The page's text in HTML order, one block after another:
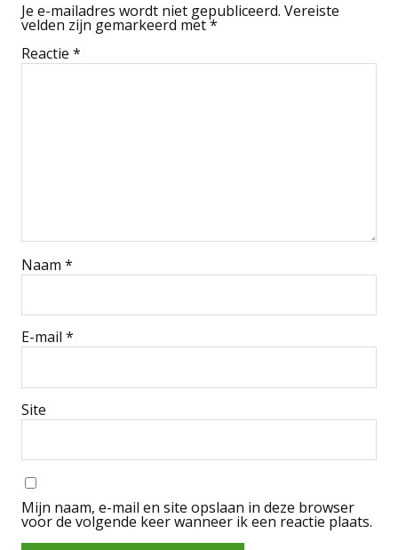
Je e-mailadres wordt niet gepubliceerd. Vereiste
velden zijn gemarkeerd met*
Reactie *
Naam *
E-mail *
Site
Mijn naam, e-mail en site opslaan in deze browser
voor de volgende keer wanneer ik een reactie plaats.